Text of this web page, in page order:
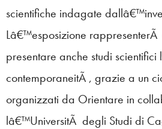
scientifiche indagate
Lâ€™esposizione
presentare anche studi
contemporaneitÃ , grazie a un
organizzati da Orientare in
lâ€™UniversitÃ degli Studi di